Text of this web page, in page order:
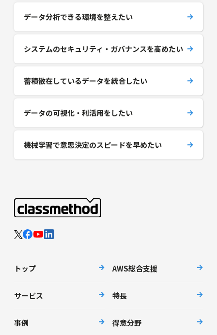
データ分析できる環境を整えたい
システムのセキュリティ・ガバナンスを高めたい
蓄積散在しているデータを統合したい
データの可視化・利活用をしたい
機械学習で意思決定のスピードを早めたい
トップ AWS総合支援
サービス 特長
事例 得意分野